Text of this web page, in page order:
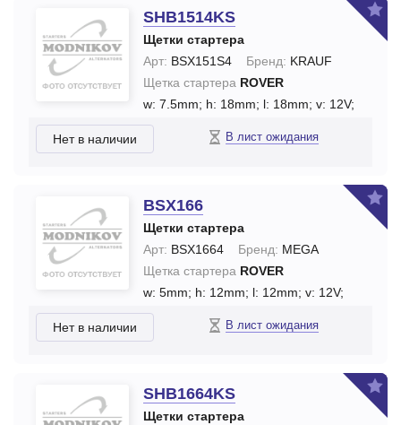
SHB1514KS
Щетки стартера
Арт: BSX151S4 Бренд: KRAUF
Щетка стартера ROVER
w: 7.5mm; h: 18mm; l: 18mm; v: 12V;
Нет в наличии В лист ожидания
BSX166
Щетки стартера
Арт: BSX1664 Бренд: MEGA
Щетка стартера ROVER
w: 5mm; h: 12mm; l: 12mm; v: 12V;
Нет в наличии В лист ожидания
SHB1664KS
Щетки стартера